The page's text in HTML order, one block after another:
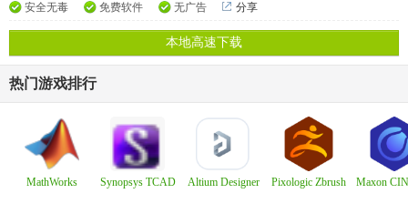
安全无毒
免费软件 无广告 分享
本地高速下载
热门游戏排行
MathWorks
Synopsys TCAD
Altium Designer
Pixologic Zbrush
Maxon